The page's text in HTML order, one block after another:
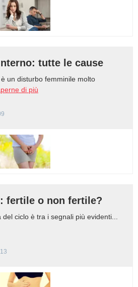
tutte le cause
un disturbo femminile molto
di più
fertile o non fertile?
ciclo è tra i segnali più evidenti...